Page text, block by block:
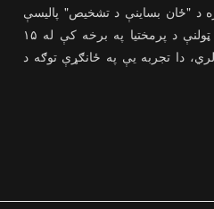
د "ځان بساینې د تشخیص" پالیسې
کې معرفي شو. افغانستان د ټولنې د پرمختیا په برخه کې له ۱۵
دا تجربه یې په ځانګړې توګه د